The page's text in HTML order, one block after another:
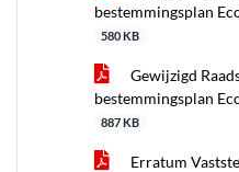
bestemmingsplan
580 KB
Gewijzigd
bestemmingsplan
887 KB
Erratum